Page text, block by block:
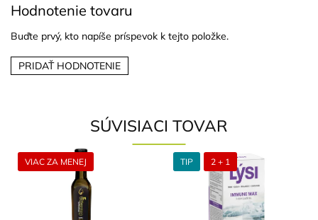
SÚVISIACI TOVAR
VIAC ZA MENEJ TIP 2 + 1
Hodnotenie tovaru
Buďte prvý, kto napíše príspevok k tejto položke.
PRIDAŤ HODNOTENIE